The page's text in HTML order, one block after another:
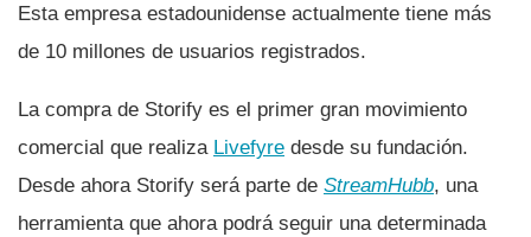
Esta empresa estadounidense actualmente tiene más
de 10 millones de usuarios registrados.
La compra de Storify es el primer gran movimiento
comercial que realiza Livefyre desde su fundación.
Desde ahora Storify será parte de StreamHubb, una
herramienta que ahora podrá seguir una determinada